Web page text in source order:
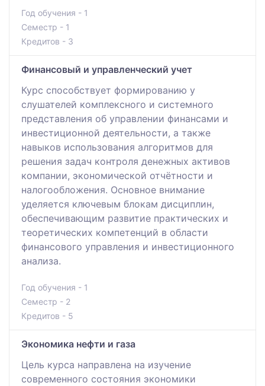
Год обучения - 1
Семестр - 1
Кредитов - 3
Финансовый и управленческий учет
Курс способствует формированию у
слушателей комплексного и системного
представления об управлении финансами и
инвестиционной деятельности, а также
навыков использования алгоритмов для
решения задач контроля денежных активов
компании, экономической отчётности и
налогообложения. Основное внимание
уделяется ключевым блокам дисциплин,
обеспечивающим развитие практических и
теоретических компетенций в области
финансового управления и инвестиционного
анализа.
Год обучения - 1
Семестр - 2
Кредитов - 5
Экономика нефти и газа
Цель курса направлена на изучение
современного состояния экономики